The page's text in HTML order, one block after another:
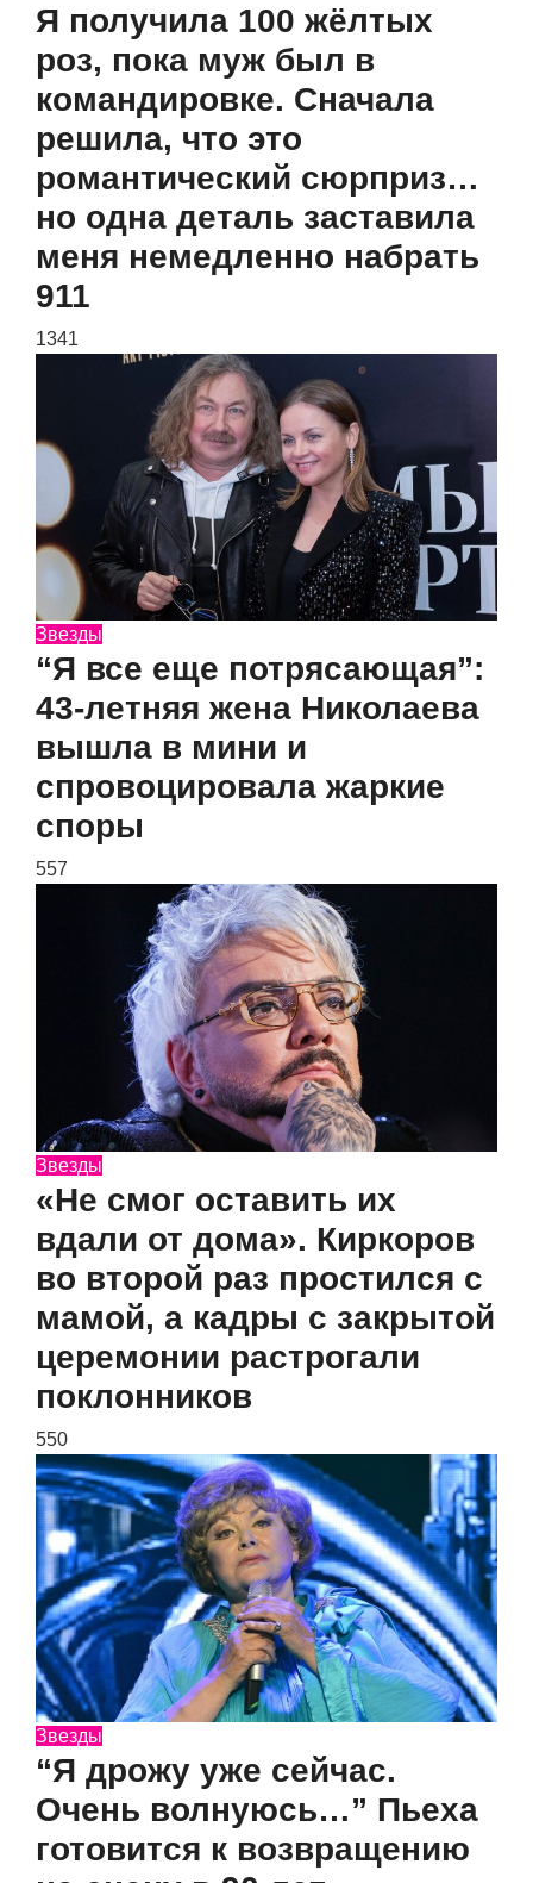
Я получила 100 жёлтых
роз, пока муж был в
командировке. Сначала
решила, что это
романтический сюрприз…
но одна деталь заставила
меня немедленно набрать
911
1341
Звезды
“Я все еще потрясающая”:
43-летняя жена Николаева
вышла в мини и
спровоцировала жаркие
споры
557
Звезды
«Не смог оставить их
вдали от дома». Киркоров
во второй раз простился с
мамой, а кадры с закрытой
церемонии растрогали
поклонников
550
Звезды
“Я дрожу уже сейчас.
Очень волнуюсь…” Пьеха
готовится к возвращению